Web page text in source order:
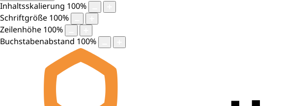
Inhaltsskalierung 100%
Schriftgröße 100%
Zeilenhöhe 100%
Buchstabenabstand 100%